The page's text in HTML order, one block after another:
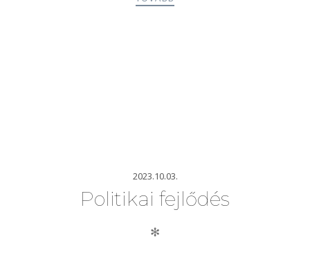
2023.10.03.
Politikai fejlődés
✻